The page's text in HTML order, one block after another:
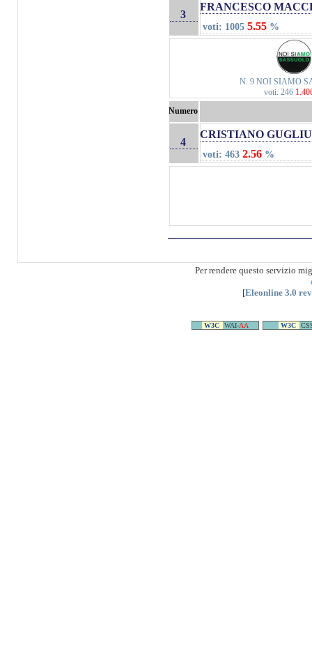
3
FRANCESCO
voti: 10055.55 %
N. 9 NOI SIAMO
voti: 246
Numero
4
CRISTIANO
voti: 4632.56 %
Per rendere questo servizio
[Eleonline 3.0
W3C WAI-AA W3C